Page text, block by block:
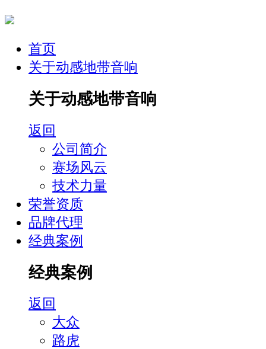
首页
关于动感地带音响
关于动感地带音响
返回
公司简介
赛场风云
技术力量
荣誉资质
品牌代理
经典案例
经典案例
返回
大众
路虎